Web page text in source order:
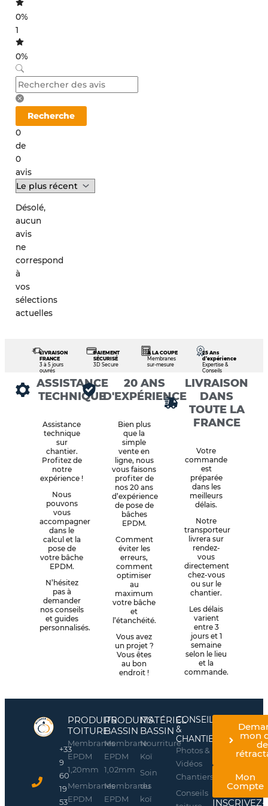
0%
1
0%
Recherche
0
de
0
avis
Désolé,
aucun
avis
ne
correspond
à
vos
sélections
actuelles
LIVRAISON
FRANCE
3 à 5 jours
ouvrés
PAIEMENT
SÉCURISÉ
3D Secure
À LA COUPE
Membranes
sur-mesure
25 Ans
d’expérience
Expertise &
Conseils
ASSISTANCE
TECHNIQUE
Assistance
technique
sur
chantier.
Profitez de
notre
expérience !
Nous
pouvons
vous
accompagner
dans le
calcul et la
pose de
votre bâche
EPDM.
N’hésitez
pas à
demander
nos conseils
et guides
personnalisés.
20 ANS
D'EXPÉRIENCE
Bien plus
que la
simple
vente en
ligne, nous
vous faisons
profiter de
nos 20 ans
d’expérience
de pose de
bâches
EPDM.
Comment
éviter les
erreurs,
comment
optimiser
au
maximum
votre bâche
et
l’étanchéité.
Vous avez
un projet ?
Vous êtes
au bon
endroit !
LIVRAISON
DANS
TOUTE LA
FRANCE
Votre
commande
est
préparée
dans les
meilleurs
délais.
Notre
transporteur
livrera sur
rendez-
vous
directement
chez-vous
ou sur le
chantier.
Les délais
varient
entre 3
jours et 1
semaine
selon le lieu
et la
commande.
+33
9
60
19
53
PRODUITS
TOITURE
Membranes
EPDM
1,20mm
Membranes
EPDM
PRODUITS
BASSIN
Membrane
EPDM
1,02mm
Membranes
EPDM
MATÉRIEL
BASSIN
Nourriture
Koï
Soin
du
koï
CONSEILS
&
CHANTIERS
Photos &
Vidéos
Chantiers
Conseils
mon
de
Mon
Compte
INSCRIVEZ-